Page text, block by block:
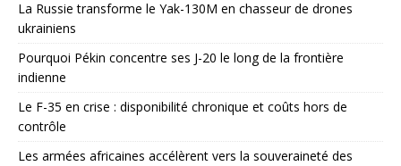
La Russie transforme le Yak-130M en chasseur de drones
ukrainiens
Pourquoi Pékin concentre ses J-20 le long de la frontière
indienne
Le F-35 en crise : disponibilité chronique et coûts hors de
contrôle
Les armées africaines accélèrent vers la souveraineté des